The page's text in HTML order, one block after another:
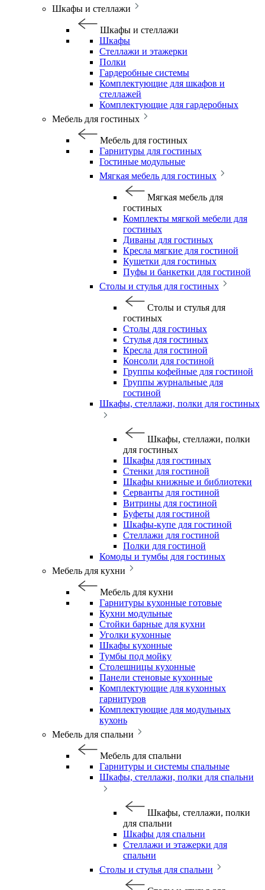
Шкафы и стеллажи
Шкафы и стеллажи
Шкафы
Стеллажи и этажерки
Полки
Гардеробные системы
Комплектующие для шкафов и
стеллажей
Комплектующие для гардеробных
Мебель для гостиных
Мебель для гостиных
Гарнитуры для гостиных
Гостиные модульные
Мягкая мебель для гостиных
Мягкая мебель для
гостиных
Комплекты мягкой мебели для
гостиных
Диваны для гостиных
Кресла мягкие для гостиной
Кушетки для гостиных
Пуфы и банкетки для гостиной
Столы и стулья для гостиных
Столы и стулья для
гостиных
Столы для гостиных
Стулья для гостиных
Кресла для гостиной
Консоли для гостиной
Группы кофейные для гостиной
Группы журнальные для
гостиной
Шкафы, стеллажи, полки для гостиных
Шкафы, стеллажи, полки
для гостиных
Шкафы для гостиных
Стенки для гостиной
Шкафы книжные и библиотеки
Серванты для гостиной
Витрины для гостиной
Буфеты для гостиной
Шкафы-купе для гостиной
Стеллажи для гостиной
Полки для гостиной
Комоды и тумбы для гостиных
Мебель для кухни
Мебель для кухни
Гарнитуры кухонные готовые
Кухни модульные
Стойки барные для кухни
Уголки кухонные
Шкафы кухонные
Тумбы под мойку
Столешницы кухонные
Панели стеновые кухонные
Комплектующие для кухонных
гарнитуров
Комплектующие для модульных
кухонь
Мебель для спальни
Мебель для спальни
Гарнитуры и системы спальные
Шкафы, стеллажи, полки для спальни
Шкафы, стеллажи, полки
для спальни
Шкафы для спальни
Стеллажи и этажерки для
спальни
Столы и стулья для спальни